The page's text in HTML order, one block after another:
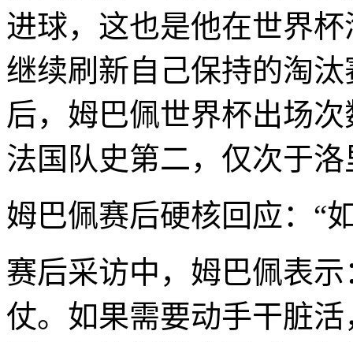
进球，这也是他在世界
继续刷新自己保持的淘
后，姆巴佩世界杯出场
法国队史第二，仅次于洛
姆巴佩赛后硬核回应：“
赛后采访中，姆巴佩表
仗。如果需要动手干脏